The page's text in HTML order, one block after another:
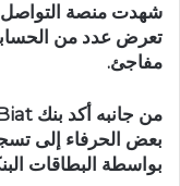
شهدت منصة التواصل
مفاجئ.
بعض الحرفاء إلى
بواسطة البطاقات